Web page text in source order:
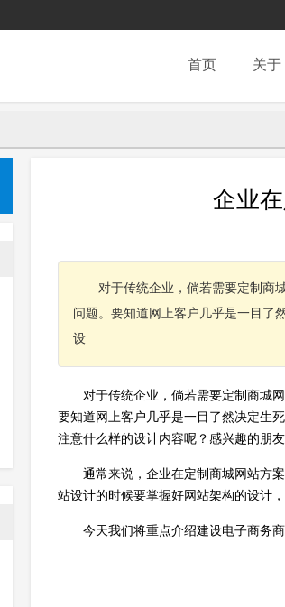
首页 关于
企业
对于传统企业，倘若需要定制商
问题。要知道网上客户几乎是一目了
设
对于传统企业，倘若需要定制商城
要知道网上客户几乎是一目了然决定生
注意什么样的设计内容呢？感兴趣的朋友
通常来说，企业在定制商城网站方
站设计的时候要掌握好网站架构的设计
今天我们将重点介绍建设电子商务